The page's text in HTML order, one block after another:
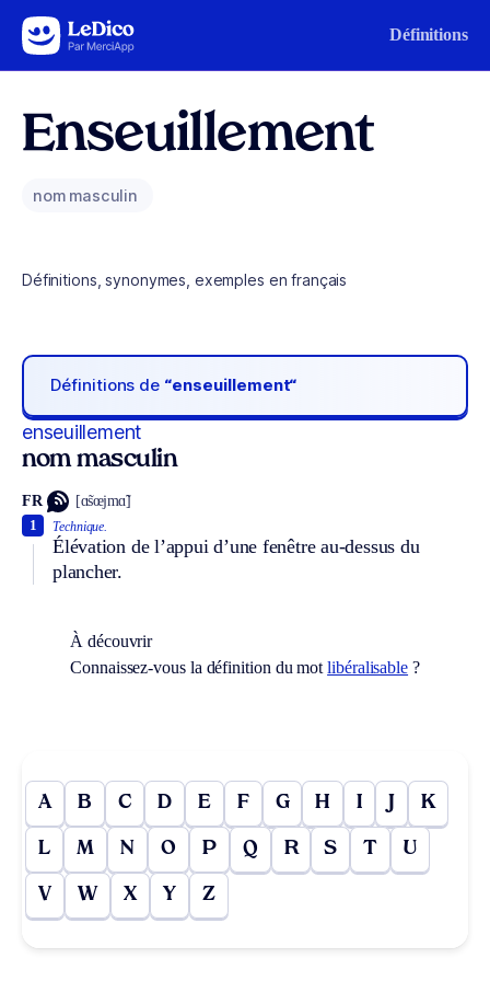
Aller au contenu Définitions
Enseuillement
nom masculin
Définitions, synonymes, exemples en français
Définitions de “enseuillement“
enseuillement
nom masculin
FR [ɑ̃sœjmɑ̃]
Technique.
Élévation de l’appui d’une fenêtre au-dessus du
plancher.
1
À découvrir
Connaissez-vous la définition du motlibéralisable ?
A B C D E F G H I J K
L M N O P Q R S T U
V W X Y Z